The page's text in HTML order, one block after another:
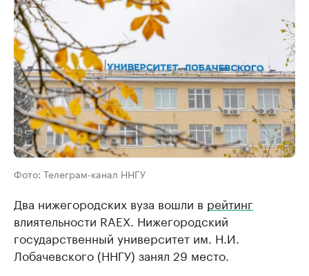
Фото: Телеграм-канал ННГУ
Два нижегородских вуза вошли в рейтинг
влиятельности RAEX. Нижегородский
государственный университет им. Н.И.
Лобачевского (ННГУ) занял 29 место.